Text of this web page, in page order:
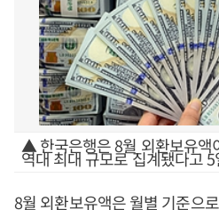
▲ 한국은행은 8월 외환보유액
역대 최대 규모로 집계됐다고
8월 외환보유액은 월별 기준으